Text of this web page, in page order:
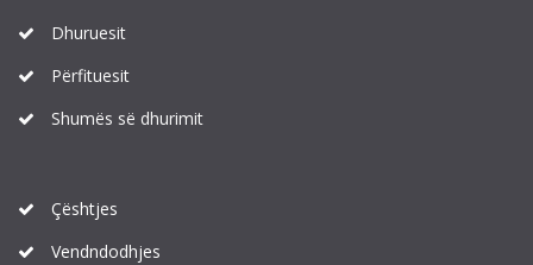
Dhuruesit
Përfituesit
Shumës së dhurimit
Çështjes
Vendndodhjes